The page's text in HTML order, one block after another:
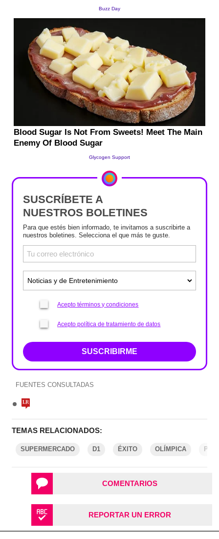
SUSCRÍBETE A
NUESTROS BOLETINES
Para que estés bien informado, te invitamos a suscribirte a
nuestros boletines. Selecciona el que más te guste.
Acepto términos y condiciones
Acepto política de tratamiento de datos
SUSCRIBIRME
FUENTES CONSULTADAS
TEMAS RELACIONADOS:
SUPERMERCADO D1 ÉXITO OLÍMPICA
COMENTARIOS
REPORTAR UN ERROR